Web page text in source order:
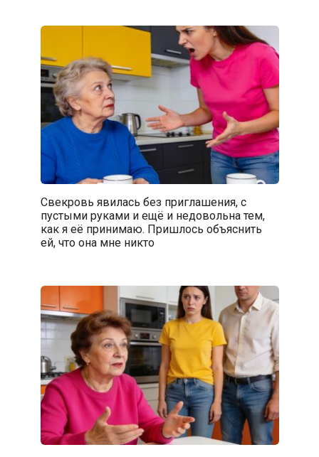
Свекровь явилась без приглашения, с
пустыми руками и ещё и недовольна тем,
как я её принимаю. Пришлось объяснить
ей, что она мне никто